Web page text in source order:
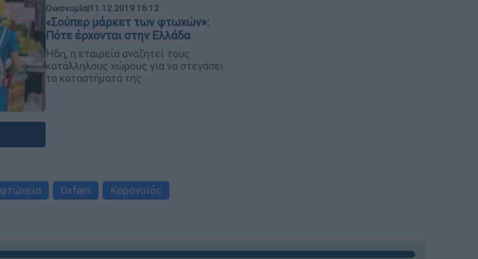
Οικονομία|11.12.2019 16:12
«Σούπερ μάρκετ των φτωχών»:
Πότε έρχονται στην Ελλάδα
Ήδη, η εταιρεία αναζητεί τους
κατάλληλους χώρους για να στεγάσει
τα καταστήματά της
φτώχεια Oxfam
Κορονοϊός